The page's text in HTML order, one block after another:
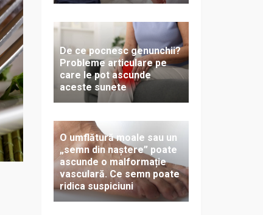
De ce pocnesc genunchii?
Probleme articulare pe
care le pot ascunde
aceste sunete
O umflătură moale sau un
„semn din naștere” poate
ascunde o malformație
vasculară. Ce semn poate
ridica suspiciuni